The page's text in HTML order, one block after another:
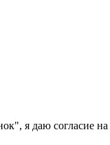
я даю согласие на